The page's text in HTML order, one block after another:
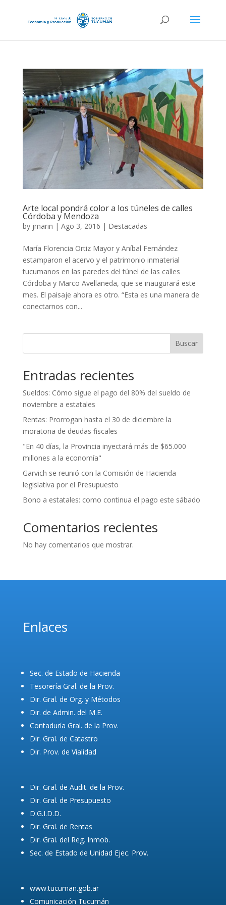
Arte local pondrá color a los túneles de calles
Córdoba y Mendoza
by jmarin | Ago 3, 2016 | Destacadas
María Florencia Ortiz Mayor y Aníbal Fernández
estamparon el acervo y el patrimonio inmaterial
tucumanos en las paredes del túnel de las calles
Córdoba y Marco Avellaneda, que se inaugurará este
mes. El paisaje ahora es otro. “Esta es una manera de
conectarnos con...
Buscar
Entradas recientes
Sueldos: Cómo sigue el pago del 80% del sueldo de
noviembre a estatales
Rentas: Prorrogan hasta el 30 de diciembre la
moratoria de deudas fiscales
"En 40 días, la Provincia inyectará más de $65.000
millones a la economía"
Garvich se reunió con la Comisión de Hacienda
legislativa por el Presupuesto
Bono a estatales: como continua el pago este sábado
Comentarios recientes
No hay comentarios que mostrar.
Enlaces
Sec. de Estado de Hacienda
Tesorería Gral. de la Prov.
Dir. Gral. de Org. y Métodos
Dir. de Admin. del M.E.
Contaduría Gral. de la Prov.
Dir. Gral. de Catastro
Dir. Prov. de Vialidad
Dir. Gral. de Audit. de la Prov.
Dir. Gral. de Presupuesto
D.G.I.D.D.
Dir. Gral. de Rentas
Dir. Gral. del Reg. Inmob.
Sec. de Estado de Unidad Ejec. Prov.
www.tucuman.gob.ar
Comunicación Tucumán